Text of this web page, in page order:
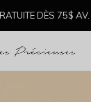
DÈS 75$ AV.